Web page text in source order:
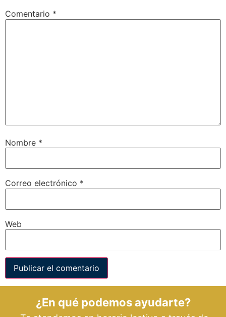
Comentario *
Nombre *
Correo electrónico *
Web
¿En qué podemos ayudarte?